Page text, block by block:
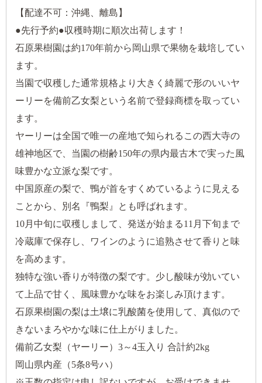
【配達不可：沖縄、離島】
●先行予約●収穫時期に順次出荷します！
石原果樹園は約170年前から岡山県で果物を栽培してい
ます。
当園で収穫した通常規格より大きく綺麗で形のいいヤ
ーリーを備前乙女梨という名前で登録商標を取ってい
ます。
ヤーリーは全国で唯一の産地で知られるこの西大寺の
雄神地区で、当園の樹齢150年の県内最古木で実った風
味豊かな立派な梨です。
中国原産の梨で、鴨が首をすくめているように見える
ことから、別名『鴨梨』とも呼ばれます。
10月中旬に収穫しまして、発送が始まる11月下旬まで
冷蔵庫で保存し、ワインのように追熟させて香りと味
を高めます。
独特な強い香りが特徴の梨です。少し酸味が効いてい
て上品で甘く、風味豊かな味をお楽しみ頂けます。
石原果樹園の梨は土壌に乳酸菌を使用して、真似ので
きないまろやかな味に仕上がりました。
備前乙女梨（ヤーリー）3～4玉入り 合計約2kg
岡山県内産（5条8号ハ）